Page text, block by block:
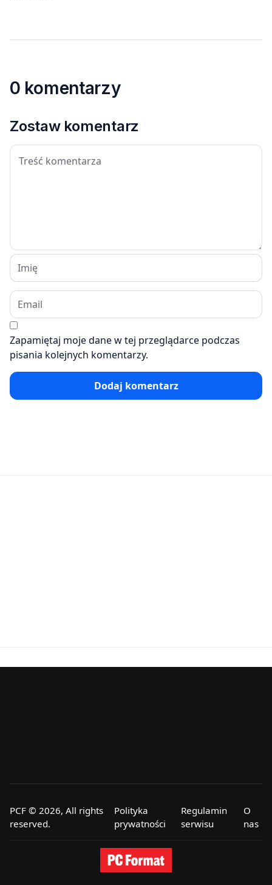
0 komentarzy
Zostaw komentarz
Zapamiętaj moje dane w tej przeglądarce podczas
pisania kolejnych komentarzy.
Dodaj komentarz
PCF © 2026, All rights
reserved.
Polityka
prywatności
Regulamin
serwisu
O
nas